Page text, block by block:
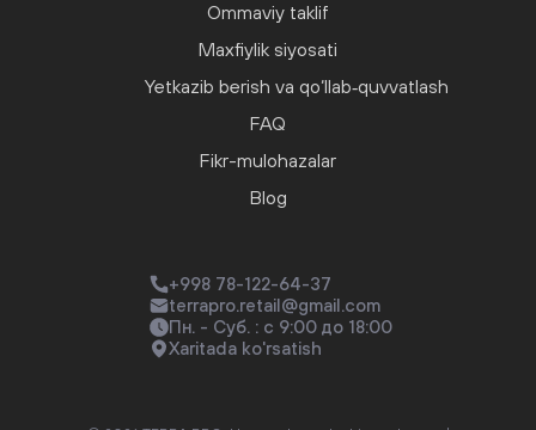
Ommaviy taklif
Maxfiylik siyosati
Yetkazib berish va qo‘llab‑quvvatlash
FAQ
Fikr-mulohazalar
Blog
+998 78-122-64-37
terrapro.retail@gmail.com
Пн. - Суб. : с 9:00 до 18:00
Xaritada ko'rsatish